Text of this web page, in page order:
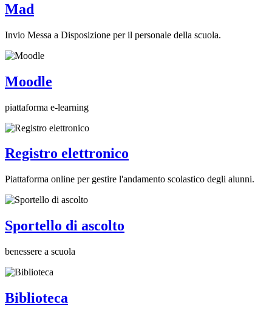
Mad
Invio Messa a Disposizione per il personale della scuola.
Moodle
piattaforma e-learning
Registro elettronico
Piattaforma online per gestire l'andamento scolastico degli alunni.
Sportello di ascolto
benessere a scuola
Biblioteca